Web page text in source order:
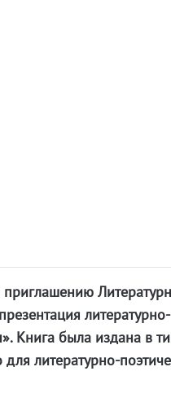
литературно-
Книга была издана в
литературно-